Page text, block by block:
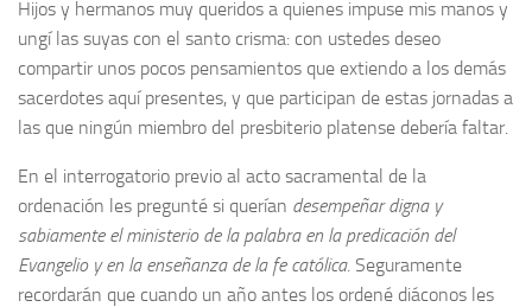
Hijos y hermanos muy queridos a quienes impuse mis manos y
ungí las suyas con el santo crisma: con ustedes deseo
compartir unos pocos pensamientos que extiendo a los demás
sacerdotes aquí presentes, y que participan de estas jornadas a
las que ningún miembro del presbiterio platense debería faltar.
En el interrogatorio previo al acto sacramental de la
ordenación les pregunté si querían desempeñar digna y
sabiamente el ministerio de la palabra en la predicación del
Evangelio y en la enseñanza de la fe católica. Seguramente
recordarán que cuando un año antes los ordené diáconos les